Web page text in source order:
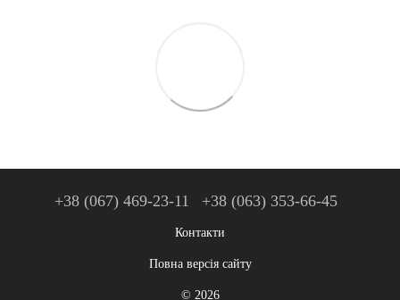
+38 (067) 469-23-11 +38 (063) 353-66-45
Контакти
Повна версія сайту
© 2026